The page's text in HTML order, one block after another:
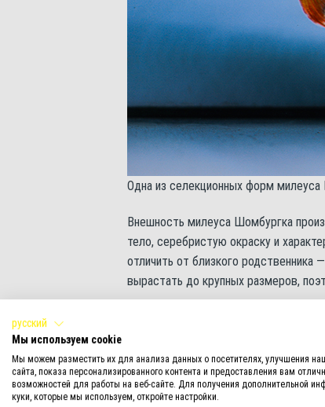
Одна из селекционных форм
Внешность милеуса Шомбургка
тело, серебристую окраску и
отличить от близкого родственника —
вырастать до крупных размеров,
Несмотря на внушительные
социальным видом. Рыбки
находятся в движении. Они много
взаимодействуют друг с другом.
устраивают своеобразные
русский
Мы используем cookie
Мы можем разместить их для анализа данных о посетителях, улучшения
сайта, показа персонализированного контента и предоставления вам
возможностей для работы на веб-сайте. Для получения дополнительной
куки, которые мы используем, откройте настройки.